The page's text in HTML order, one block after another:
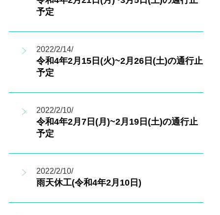
予定
2022/2/14/
令和4年2月15日(火)~2月26日(土)の通行止
予定
2022/2/10/
令和4年2月7日(月)~2月19日(土)の通行止
予定
2022/2/10/
雨天休工(令和4年2月10日)